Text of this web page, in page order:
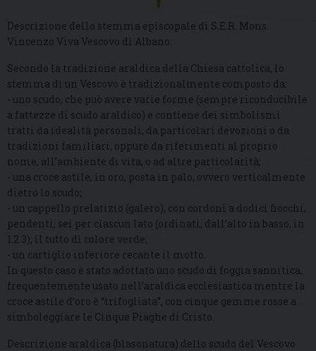
Descrizione dello stemma episcopale di S.E.R. Mons.
Vincenzo Viva Vescovo di Albano:
Secondo la tradizione araldica della Chiesa cattolica, lo
stemma di un Vescovo è tradizionalmente composto da:
- uno scudo, che può avere varie forme (sempre riconducibile
a fattezze di scudo araldico) e contiene dei simbolismi
tratti da idealità personali, da particolari devozioni o da
tradizioni familiari, oppure da riferimenti al proprio
nome, all’ambiente di vita, o ad altre particolarità;
- una croce astile, in oro, posta in palo, ovvero verticalmente
dietro lo scudo;
- un cappello prelatizio (galero), con cordoni a dodici fiocchi,
pendenti, sei per ciascun lato (ordinati, dall’alto in basso, in
1.2.3), il tutto di colore verde;
- un cartiglio inferiore recante il motto.
In questo caso è stato adottato uno scudo di foggia sannitica,
frequentemente usato nell’araldica ecclesiastica mentre la
croce astile d’oro è “trifogliata”, con cinque gemme rosse a
simboleggiare le Cinque Piaghe di Cristo.
Descrizione araldica (blasonatura) dello scudo del Vescovo